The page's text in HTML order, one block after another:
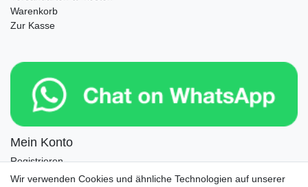
Warenkorb
Zur Kasse
Mein Konto
Registrieren
Login
Wir verwenden Cookies und ähnliche Technologien auf unserer